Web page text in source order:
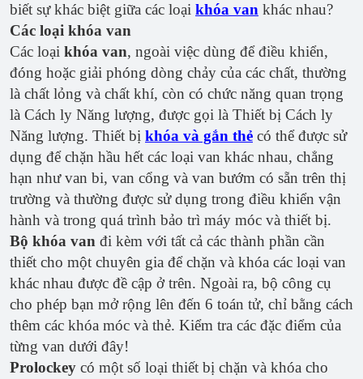
biết sự khác biệt giữa các loại khóa van khác nhau?
Các loại khóa van
Các loại khóa van, ngoài việc dùng để điều khiển,
đóng hoặc giải phóng dòng chảy của các chất, thường
là chất lỏng và chất khí, còn có chức năng quan trọng
là Cách ly Năng lượng, được gọi là Thiết bị Cách ly
Năng lượng. Thiết bị khóa và gắn thẻ có thể được sử
dụng để chặn hầu hết các loại van khác nhau, chẳng
hạn như van bi, van cổng và van bướm có sẵn trên thị
trường và thường được sử dụng trong điều khiển vận
hành và trong quá trình bảo trì máy móc và thiết bị.
Bộ khóa van đi kèm với tất cả các thành phần cần
thiết cho một chuyên gia để chặn và khóa các loại van
khác nhau được đề cập ở trên. Ngoài ra, bộ công cụ
cho phép bạn mở rộng lên đến 6 toán tử, chỉ bằng cách
thêm các khóa móc và thẻ. Kiểm tra các đặc điểm của
từng van dưới đây!
Prolockey có một số loại thiết bị chặn và khóa cho